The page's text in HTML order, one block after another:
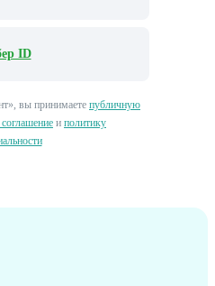
ID
вы принимаете публичную
соглашение и политику